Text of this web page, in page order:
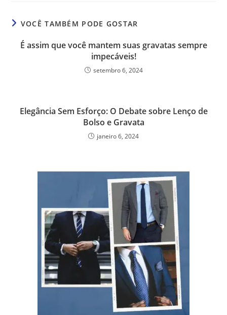
VOCÊ TAMBÉM PODE GOSTAR
É assim que você mantem suas gravatas sempre
impecáveis!
setembro 6, 2024
Elegância Sem Esforço: O Debate sobre Lenço de
Bolso e Gravata
janeiro 6, 2024